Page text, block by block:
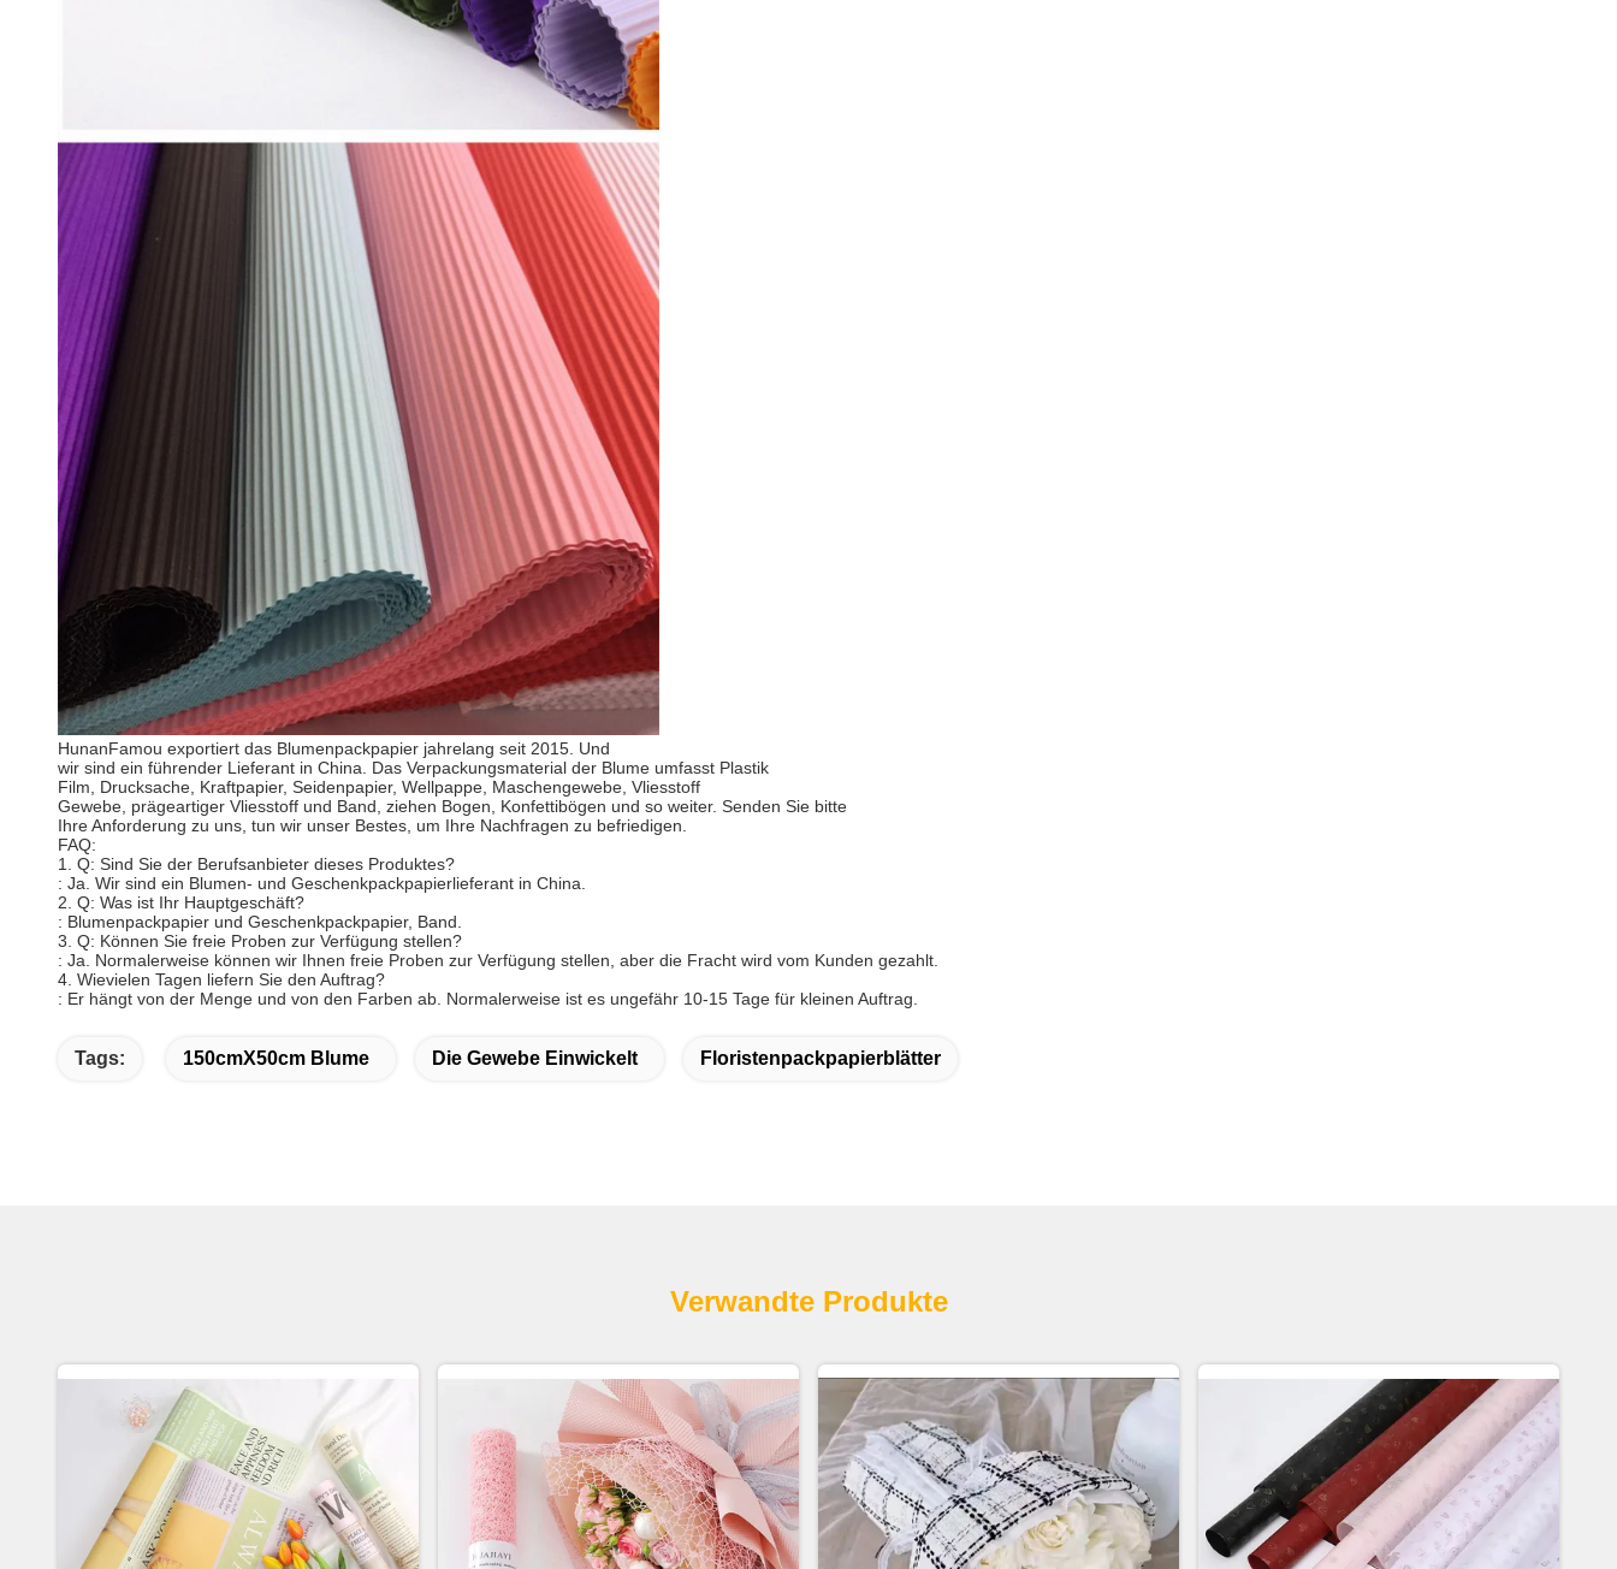
HunanFamou exportiert das Blumenpackpapier jahrelang seit 2015. Und
wir sind ein führender Lieferant in China. Das Verpackungsmaterial der Blume umfasst Plastik
Film, Drucksache, Kraftpapier, Seidenpapier, Wellpappe, Maschengewebe, Vliesstoff
Gewebe, prägeartiger Vliesstoff und Band, ziehen Bogen, Konfettibögen und so weiter. Senden Sie bitte
Ihre Anforderung zu uns, tun wir unser Bestes, um Ihre Nachfragen zu befriedigen.
FAQ:
1. Q: Sind Sie der Berufsanbieter dieses Produktes?
: Ja. Wir sind ein Blumen- und Geschenkpackpapierlieferant in China.
2. Q: Was ist Ihr Hauptgeschäft?
: Blumenpackpapier und Geschenkpackpapier, Band.
3. Q: Können Sie freie Proben zur Verfügung stellen?
: Ja. Normalerweise können wir Ihnen freie Proben zur Verfügung stellen, aber die Fracht wird vom Kunden gezahlt.
4. Wievielen Tagen liefern Sie den Auftrag?
: Er hängt von der Menge und von den Farben ab. Normalerweise ist es ungefähr 10-15 Tage für kleinen Auftrag.
Tags: 150cmX50cm Blume Die Gewebe Einwickelt Floristenpackpapierblätter
Verwandte Produkte